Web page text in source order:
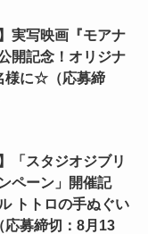
実写映画『モアナ
開記念！オリジナ
様に☆（応募締
「スタジオジブリ
ペーン」開催記
トトロの手ぬぐい
募締切：8月13